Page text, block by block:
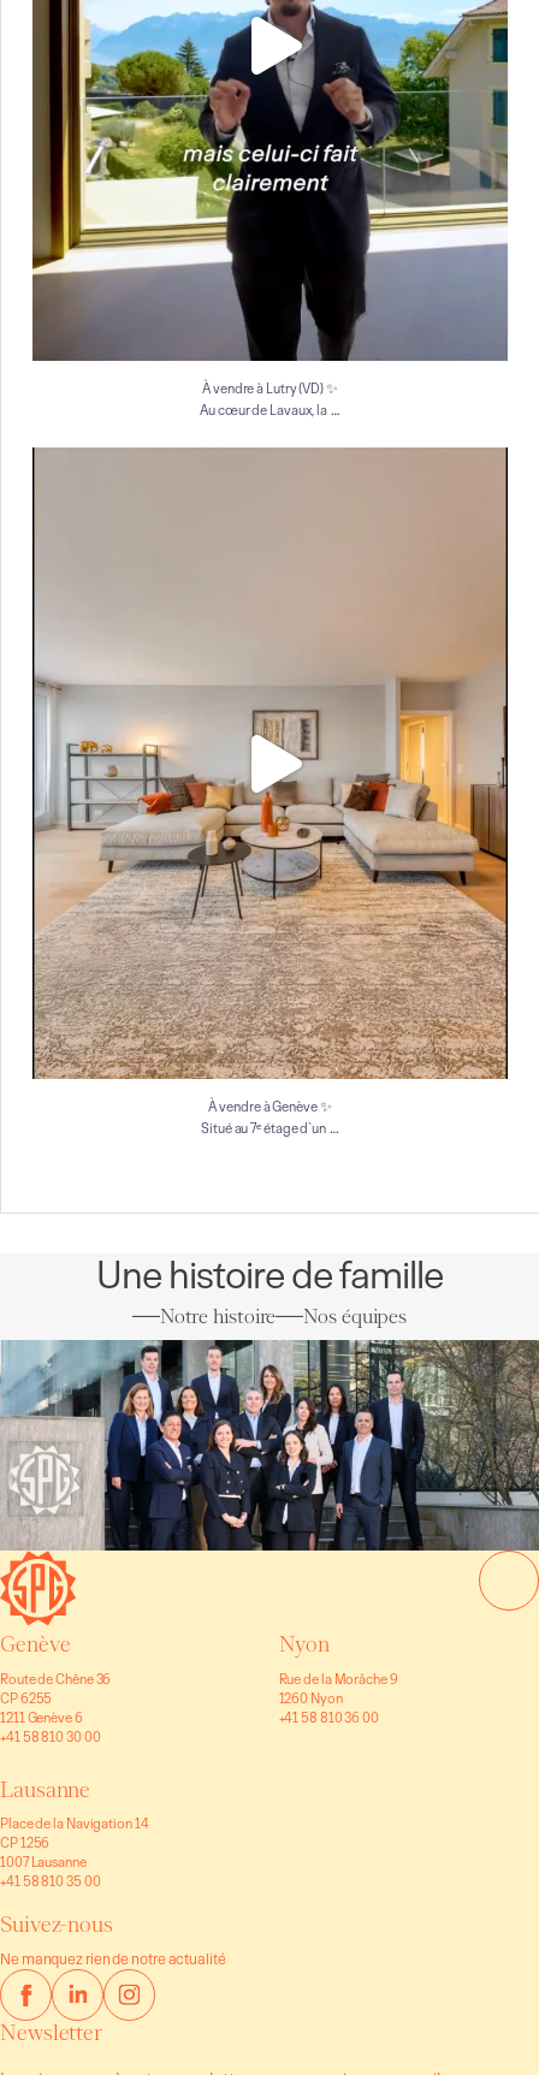
À vendre à Lutry (VD) ✨
Au cœur de Lavaux, la …
À vendre à Genève ✨
Situé au 7ᵉ étage d`un …
Une histoire de famille
Notre histoire Nos équipes
Genève
Route de Chêne 36
CP 6255
1211 Genève 6
+41 58 810 30 00
Nyon
Rue de la Morâche 9
1260 Nyon
+41 58 810 36 00
Lausanne
Place de la Navigation 14
CP 1256
1007 Lausanne
+41 58 810 35 00
Suivez-nous
Ne manquez rien de notre actualité
Newsletter